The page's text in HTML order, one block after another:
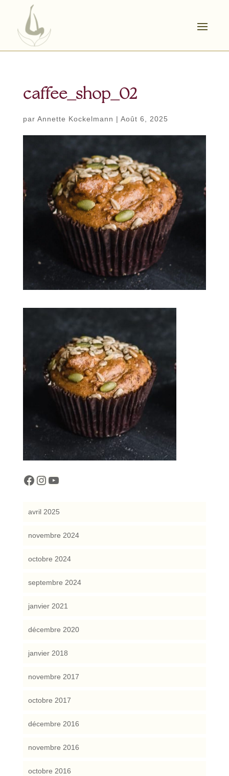
caffee_shop_02
par Annette Kockelmann | Août 6, 2025
cocreattitude
cocreattitude
YouTube
avril 2025
novembre 2024
octobre 2024
septembre 2024
janvier 2021
décembre 2020
janvier 2018
novembre 2017
octobre 2017
décembre 2016
novembre 2016
octobre 2016